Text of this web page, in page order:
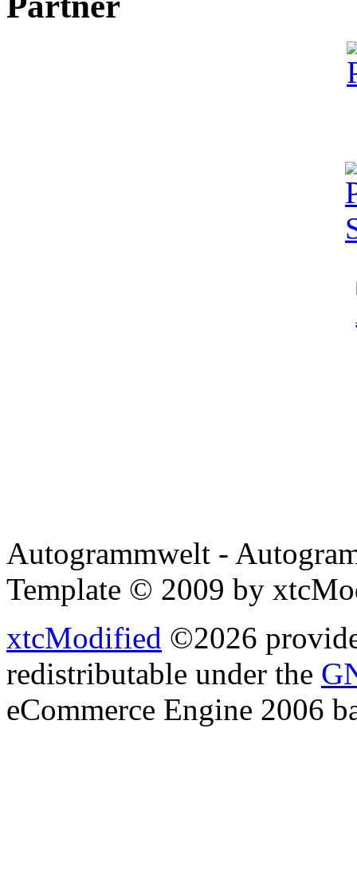
Autogrammwelt -
Template © 2009 by
xtcModified ©2026
redistributable under the
eCommerce Engine 2006